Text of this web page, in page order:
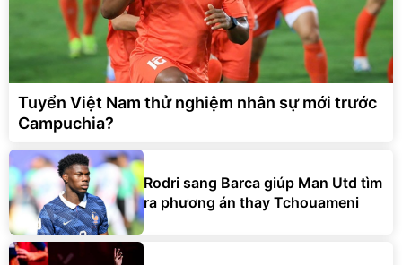
Tuyển Việt Nam thử nghiệm nhân sự mới trước
Campuchia?
Rodri sang Barca giúp Man Utd tìm
ra phương án thay Tchouameni